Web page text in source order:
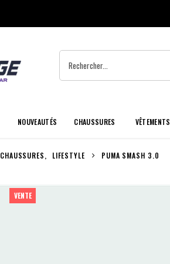
NOUVEAUTÉS CHAUSSURES VÊTEMENTS
CHAUSSURES, LIFESTYLE PUMA SMASH 3.0
VENTE